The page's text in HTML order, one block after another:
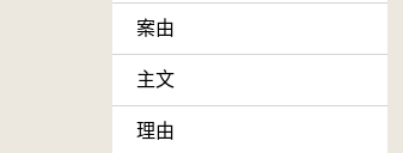
案由
主文
理由